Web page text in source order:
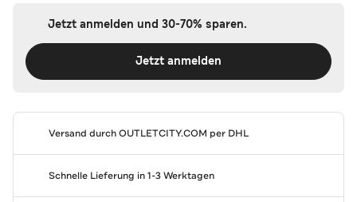
Jetzt anmelden und 30-70% sparen.
Jetzt anmelden
Versand durchOUTLETCITY.COM per DHL
Schnelle Lieferung in 1-3 Werktagen